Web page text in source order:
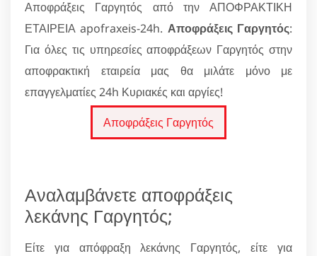
Αποφράξεις Γαργητός από την ΑΠΟΦΡΑΚΤΙΚΗ
ΕΤΑΙΡΕΙΑ apofraxeis-24h. Αποφράξεις Γαργητός:
Για όλες τις υπηρεσίες αποφράξεων Γαργητός στην
αποφρακτική εταιρεία μας θα μιλάτε μόνο με
επαγγελματίες 24h Κυριακές και αργίες!
Αποφράξεις Γαργητός
Αναλαμβάνετε αποφράξεις
λεκάνης Γαργητός;
Είτε για απόφραξη λεκάνης Γαργητός, είτε για